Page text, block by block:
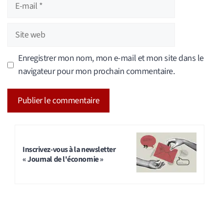
Site
web
Enregistrer mon nom, mon e-mail et mon site dans le
navigateur pour mon prochain commentaire.
Inscrivez-vous à la newsletter
« Journal de l'économie »